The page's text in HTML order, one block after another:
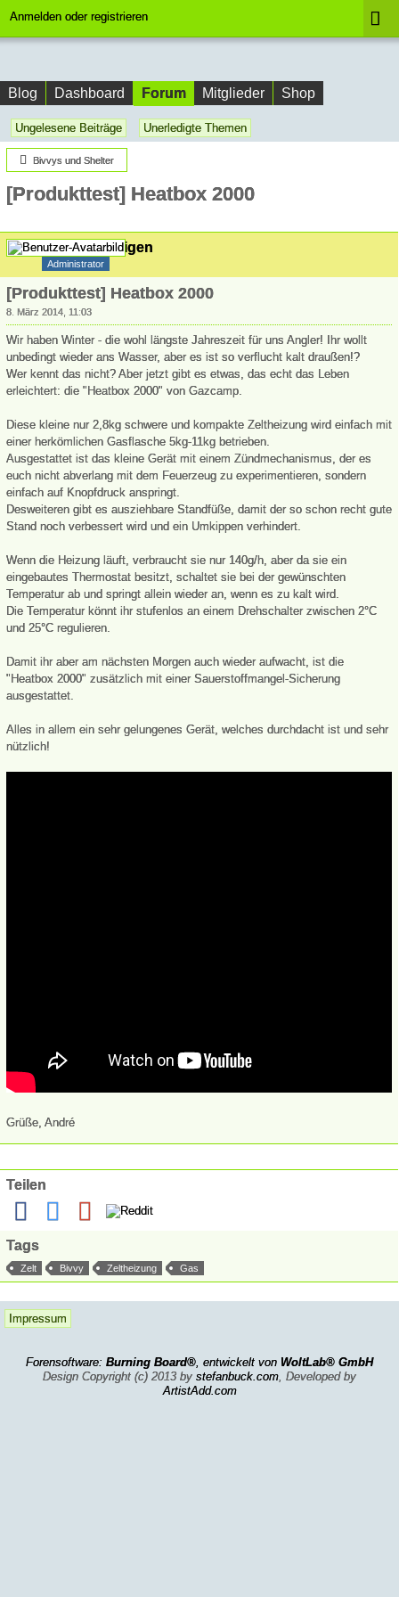
Anmelden oder registrieren
Blog Dashboard Forum Mitglieder Shop
Ungelesene Beiträge Unerledigte Themen
Bivvys und Shelter
[Produkttest] Heatbox 2000
André Jähnigen
Administrator
[Produkttest] Heatbox 2000
8. März 2014, 11:03
Wir haben Winter - die wohl längste Jahreszeit für uns Angler! Ihr wollt
unbedingt wieder ans Wasser, aber es ist so verflucht kalt draußen!?
Wer kennt das nicht? Aber jetzt gibt es etwas, das echt das Leben
erleichtert: die "Heatbox 2000" von Gazcamp.
Diese kleine nur 2,8kg schwere und kompakte Zeltheizung wird einfach mit
einer herkömlichen Gasflasche 5kg-11kg betrieben.
Ausgestattet ist das kleine Gerät mit einem Zündmechanismus, der es
euch nicht abverlang mit dem Feuerzeug zu experimentieren, sondern
einfach auf Knopfdruck anspringt.
Desweiteren gibt es ausziehbare Standfüße, damit der so schon recht gute
Stand noch verbessert wird und ein Umkippen verhindert.
Wenn die Heizung läuft, verbraucht sie nur 140g/h, aber da sie ein
eingebautes Thermostat besitzt, schaltet sie bei der gewünschten
Temperatur ab und springt allein wieder an, wenn es zu kalt wird.
Die Temperatur könnt ihr stufenlos an einem Drehschalter zwischen 2°C
und 25°C regulieren.
Damit ihr aber am nächsten Morgen auch wieder aufwacht, ist die
"Heatbox 2000" zusätzlich mit einer Sauerstoffmangel-Sicherung
ausgestattet.
Alles in allem ein sehr gelungenes Gerät, welches durchdacht ist und sehr
nützlich!
Grüße, André
Teilen
Tags
Zelt Bivvy Zeltheizung Gas
Impressum
Forensoftware: Burning Board®, entwickelt von WoltLab® GmbH
Design Copyright (c) 2013 by stefanbuck.com, Developed by
ArtistAdd.com